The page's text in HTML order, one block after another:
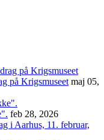
på Krigsmuseet maj 05,
feb 28, 2026